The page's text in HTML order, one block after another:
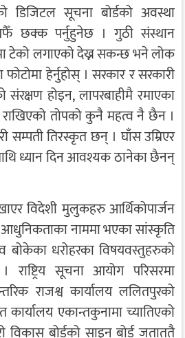
डिजिटल सूचना बोर्डको अवस्था
छक्क पर्नुहुनेछ । गुठी संस्थान
टेको लगाएको देख्न सकन्छ भने लोक
हेर्नुहोस् । सरकार र सरकारी
होइन, लापरबाहीमै रमाएका
तोपको कुनै महत्व नै छैन ।
सम्पती तिरस्कृत छन् । घाँस उम्रिएर
ध्यान दिन आवश्यक ठानेका छैनन्
विदेशी मुलुकहरु आर्थिकोपार्जन
नाममा भएका सांस्कृति
बोकेका धरोहरका विषयवस्तुहरुको
राष्ट्रिय सूचना आयोग परिसरमा
राजश्व कार्यालय ललितपुरको
कार्यालय एकान्तकुनामा च्यातिएको
विकास बोर्डको साइन बोर्ड जताततै